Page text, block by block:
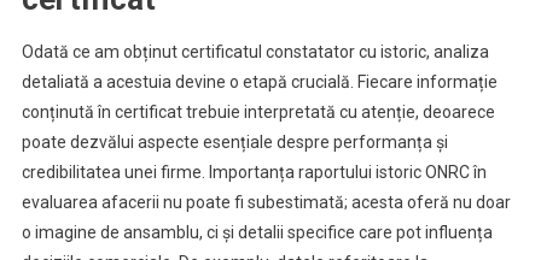
Odată ce am obținut certificatul constatator cu istoric, analiza
detaliată a acestuia devine o etapă crucială. Fiecare informație
conținută în certificat trebuie interpretată cu atenție, deoarece
poate dezvălui aspecte esențiale despre performanța și
credibilitatea unei firme. Importanța raportului istoric ONRC în
evaluarea afacerii nu poate fi subestimată; acesta oferă nu doar
o imagine de ansamblu, ci și detalii specifice care pot influența